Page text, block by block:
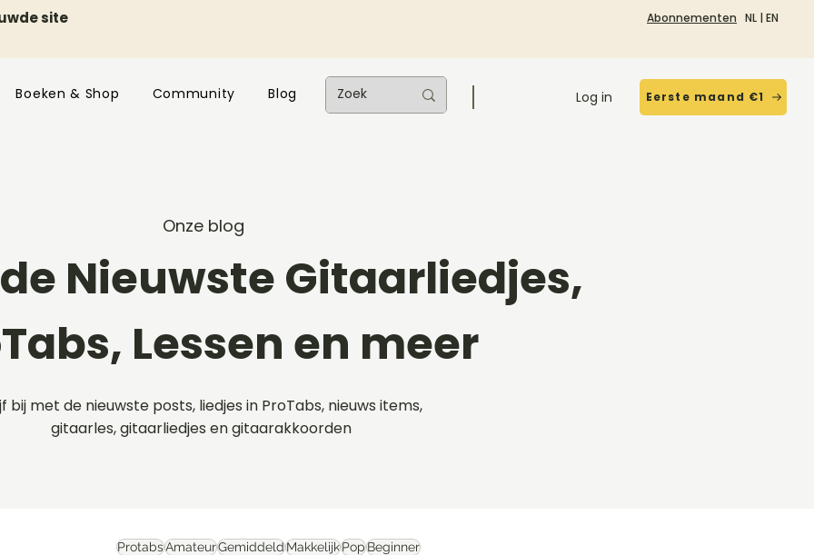
site Abonnementen NL | EN
Boeken & Shop Community Blog Log in Eerste maand €1
Onze blog
Nieuwste Gitaarliedjes,
Lessen en meer
bij met de nieuwste posts, liedjes in ProTabs, nieuws items,
gitaarles, gitaarliedjes en gitaarakkoorden
ProtabsAmateurGemiddeldMakkelijkPopBeginner